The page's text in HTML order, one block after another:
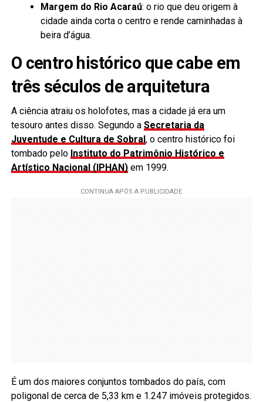
Margem do Rio Acaraú: o rio que deu origem à
cidade ainda corta o centro e rende caminhadas à
beira d’água.
O centro histórico que cabe em
três séculos de arquitetura
A ciência atraiu os holofotes, mas a cidade já era um
tesouro antes disso. Segundo a Secretaria da
Juventude e Cultura de Sobral, o centro histórico foi
tombado pelo Instituto do Patrimônio Histórico e
Artístico Nacional (IPHAN)em 1999.
É um dos maiores conjuntos tombados do país, com
poligonal de cerca de 5,33 km e 1.247 imóveis protegidos.